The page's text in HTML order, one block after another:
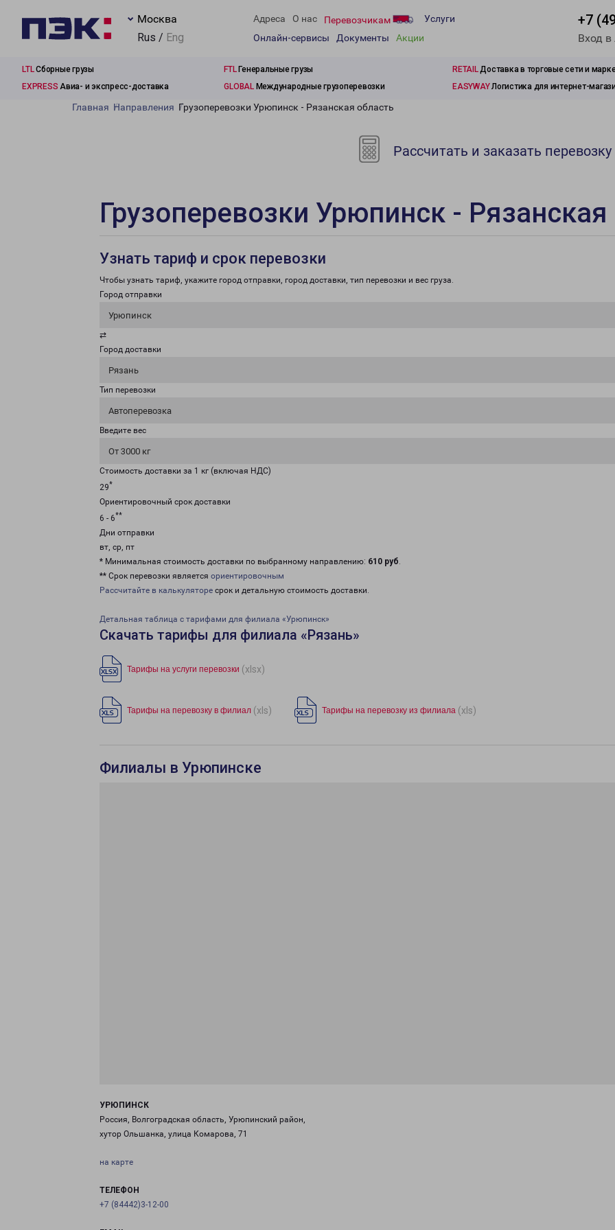
Москва
Rus / Eng
Адреса О нас Перевозчикам
Услуги
Онлайн-сервисы
Документы Акции
+7
Вход
LTLСборные грузы FTLГенеральные грузы RETAILДоставка в торговые сети и
EXPRESS Авиа- и экспресс-доставка GLOBALМеждународные грузоперевозки EASYWAYЛогистика для интернет-
Главная Направления Грузоперевозки Урюпинск - Рязанская область
Рассчитать и заказать перевозку
Грузоперевозки Урюпинск - Рязанская
Узнать тариф и срок перевозки
Чтобы узнать тариф, укажите город отправки, город доставки, тип перевозки и вес груза.
Город отправки
Урюпинск
⇄
Город доставки
Рязань
Тип перевозки
Автоперевозка
Введите вес
От 3000 кг
Стоимость доставки за 1 кг (включая НДС)
29*
Ориентировочный срок доставки
6 - 6**
Дни отправки
вт, ср, пт
* Минимальная стоимость доставки по выбранному направлению: 610 руб.
** Срок перевозки является ориентировочным
Рассчитайте в калькуляторе срок и детальную стоимость доставки.
Детальная таблица с тарифами для филиала «Урюпинск»
Скачать тарифы для филиала «Рязань»
Тарифы на услуги перевозки (xlsx)
Тарифы на перевозку в филиал (xls) Тарифы на перевозку из филиала (xls)
Филиалы в Урюпинске
УРЮПИНСК
Россия, Волгоградская область, Урюпинский район,
хутор Ольшанка, улица Комарова, 71
на карте
ТЕЛЕФОН
+7 (84442)3-12-00